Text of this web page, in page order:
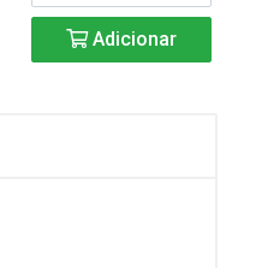
Adicionar